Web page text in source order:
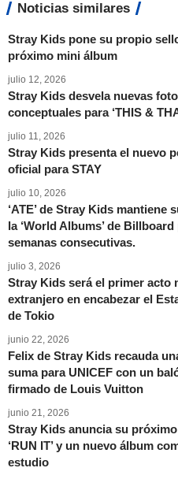
Noticias similares
Stray Kids pone su propio
próximo mini álbum
julio 12, 2026
Stray Kids desvela nuevas
conceptuales para ‘THIS &
julio 11, 2026
Stray Kids presenta el nuevo
oficial para STAY
julio 10, 2026
‘ATE’ de Stray Kids mantiene
la ‘World Albums’ de Billboard
semanas consecutivas.
julio 3, 2026
Stray Kids será el primer acto
extranjero en encabezar el
de Tokio
junio 22, 2026
Felix de Stray Kids recauda
suma para UNICEF con un
firmado de Louis Vuitton
junio 21, 2026
Stray Kids anuncia su
‘RUN IT’ y un nuevo álbum
estudio